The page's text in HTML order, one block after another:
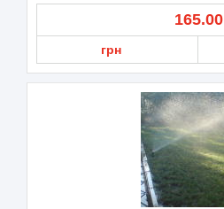
165.00
грн